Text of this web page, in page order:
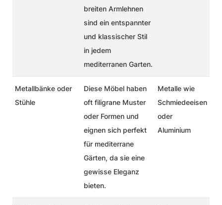
breiten Armlehnen
sind ein entspannter
und klassischer Stil
in jedem
mediterranen Garten.
Metallbänke oder
Stühle
Diese Möbel haben
oft filigrane Muster
oder Formen und
eignen sich perfekt
für mediterrane
Gärten, da sie eine
gewisse Eleganz
bieten.
Metalle wie
Schmiedeeisen
oder
Aluminium